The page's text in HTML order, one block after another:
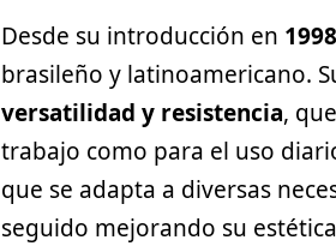
Desde su introducción en 1998
brasileño y latinoamericano.
versatilidad y resistencia,
trabajo como para el uso
que se adapta a diversas
seguido mejorando su